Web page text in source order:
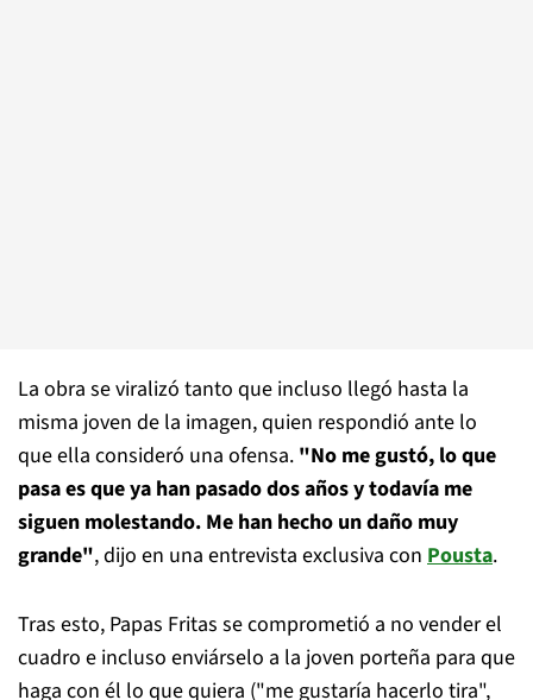
La obra se viralizó tanto que incluso llegó hasta la
misma joven de la imagen, quien respondió ante lo
que ella consideró una ofensa. "No me gustó, lo que
pasa es que ya han pasado dos años y todavía me
siguen molestando. Me han hecho un daño muy
grande", dijo en una entrevista exclusiva con Pousta.
Tras esto, Papas Fritas se comprometió a no vender el
cuadro e incluso enviárselo a la joven porteña para que
haga con él lo que quiera ("me gustaría hacerlo tira",